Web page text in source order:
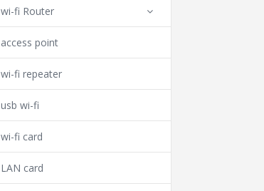
wi-fi Router
access point
wi-fi repeater
usb wi-fi
wi-fi card
LAN card